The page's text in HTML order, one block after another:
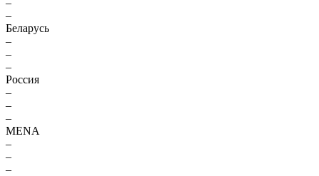
–
–
Беларусь
–
–
–
Россия
–
–
–
MENA
–
–
–